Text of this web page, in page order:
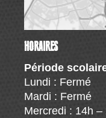
HORAIRES
Période
Lundi : Fermé
Mardi : Fermé
Mercredi : 14h –